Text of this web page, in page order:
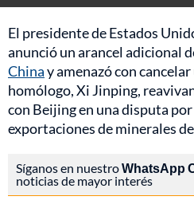
El presidente de Estados
anunció un arancel adicional
Chinay amenazó con
homólogo, Xi Jinping,
con Beijing en una disputa
exportaciones de minerales
Síganos en nuestroWhatsApp
noticias de mayor interés